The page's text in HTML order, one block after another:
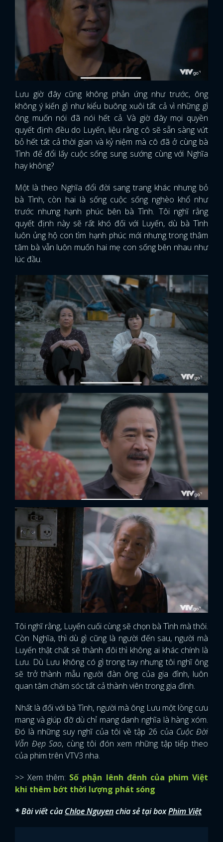
Lưu giờ đây cũng không phản ứng như trước, ông
không ý kiến gì như kiểu buông xuôi tất cả vì những gì
ông muốn nói đã nói hết cả. Và giờ đây mọi quyền
quyết định đều do Luyến, liệu rằng cô sẽ sẵn sàng vứt
bỏ hết tất cả thời gian và kỷ niệm mà cô đã ở cùng bà
Tình để đổi lấy cuộc sống sung sướng cùng với Nghĩa
hay không?
Một là theo Nghĩa đổi đời sang trang khác nhưng bỏ
bà Tình, còn hai là sống cuộc sống nghèo khổ như
trước nhưng hạnh phúc bên bà Tình. Tôi nghĩ rằng
quyết định này sẽ rất khó đối với Luyến, dù bà Tình
luôn ủng hộ con tìm hạnh phúc mới nhưng trong thâm
tâm bà vẫn luôn muốn hai mẹ con sống bên nhau như
lúc đầu.
Tôi nghĩ rằng, Luyến cuối cùng sẽ chọn bà Tình mà thôi.
Còn Nghĩa, thì dù gì cũng là người đến sau, người mà
Luyến thật chất sẽ thành đôi thì không ai khác chính là
Lưu. Dù Lưu không có gì trong tay nhưng tôi nghĩ ông
sẽ trở thành mẫu người đàn ông của gia đình, luôn
quan tâm chăm sóc tất cả thành viên trong gia đình.
Nhất là đối với bà Tình, người mà ông Lưu một lòng cưu
mang và giúp đỡ dù chỉ mang danh nghĩa là hàng xóm.
Đó là những suy nghĩ của tôi về tập 26 của Cuộc Đời
Vẫn Đẹp Sao, cùng tôi đón xem những tập tiếp theo
của phim trên VTV3 nha.
>> Xem thêm: Số phận lênh đênh của phim Việt
khi thêm bớt thời lượng phát sóng
* Bài viết của Chloe Nguyenchia sẻ tại boxPhim Việt